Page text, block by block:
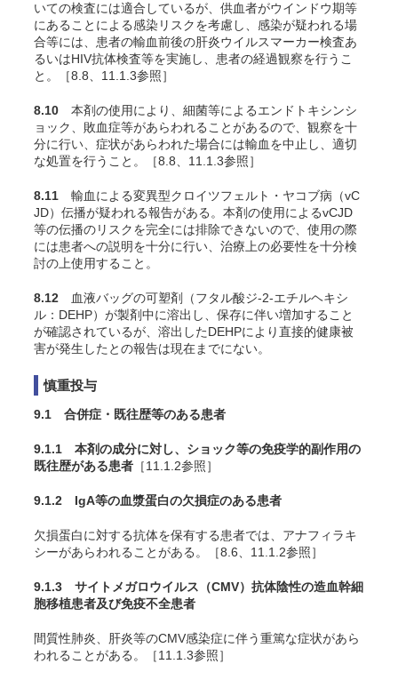
いての検査には適合しているが、供血者がウインドウ期等
にあることによる感染リスクを考慮し、感染が疑われる場
合等には、患者の輸血前後の肝炎ウイルスマーカー検査あ
るいはHIV抗体検査等を実施し、患者の経過観察を行うこ
と 。［8.8、11.1.3参照］
8.10 本剤の使用により、細菌等によるエンドトキシンシ
ョック、敗血症等があらわれることがあるので、観察を十
分に行い、症状があらわれた場合には輸血を中止し、適切
な処置を行うこと。［8.8、11.1.3参照］
8.11 輸血による変異型クロイツフェルト・ヤコブ病（vC
JD）伝播が疑われる報告がある。本剤の使用によるvCJD
等の伝播のリスクを完全には排除できないので、使用の際
には患者への説明を十分に行い、治療上の必要性を十分検
討の上使用すること。
8.12 血液バッグの可塑剤（フタル酸ジ-2-エチルヘキシ
ル：DEHP）が製剤中に溶出し、保存に伴い増加すること
が確認されているが、溶出したDEHPにより直接的健康被
害が発生したとの報告は現在までにない。
慎重投与
9.1 合併症・既往歴等のある患者
9.1.1 本剤の成分に対し、ショック等の免疫学的副作用の
既往歴がある患者 ［11.1.2参照］
9.1.2 IgA等の血漿蛋白の欠損症のある患者
欠損蛋白に対する抗体を保有する患者では、アナフィラキ
シーがあらわれることがある。［8.6、11.1.2参照］
9.1.3 サイトメガロウイルス（CMV）抗体陰性の造血幹細
胞移植患者及び免疫不全患者
間質性肺炎、肝炎等のCMV感染症に伴う重篤な症状があら
われることがある。［11.1.3参照］